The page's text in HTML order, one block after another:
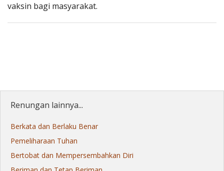
vaksin bagi masyarakat.
Renungan lainnya...
Berkata dan Berlaku Benar
Pemeliharaan Tuhan
Bertobat dan Mempersembahkan Diri